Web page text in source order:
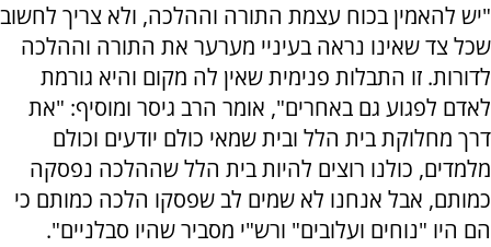
"יש להאמין בכוח עצמת התורה וההלכה, ולא צריך לחשוב
שכל צד שאינו נראה בעיניי מערער את התורה וההלכה
לדורות. זו התבלות פנימית שאין לה מקום והיא גורמת
לאדם לפגוע גם באחרים", אומר הרב גיסר ומוסיף: "את
דרך מחלוקת בית הלל ובית שמאי כולם יודעים וכולם
מלמדים, כולנו רוצים להיות בית הלל שההלכה נפסקה
כמותם, אבל אנחנו לא שמים לב שפסקו הלכה כמותם כי
הם היו "נוחים ועלובים" ורש"י מסביר שהיו סבלניים".